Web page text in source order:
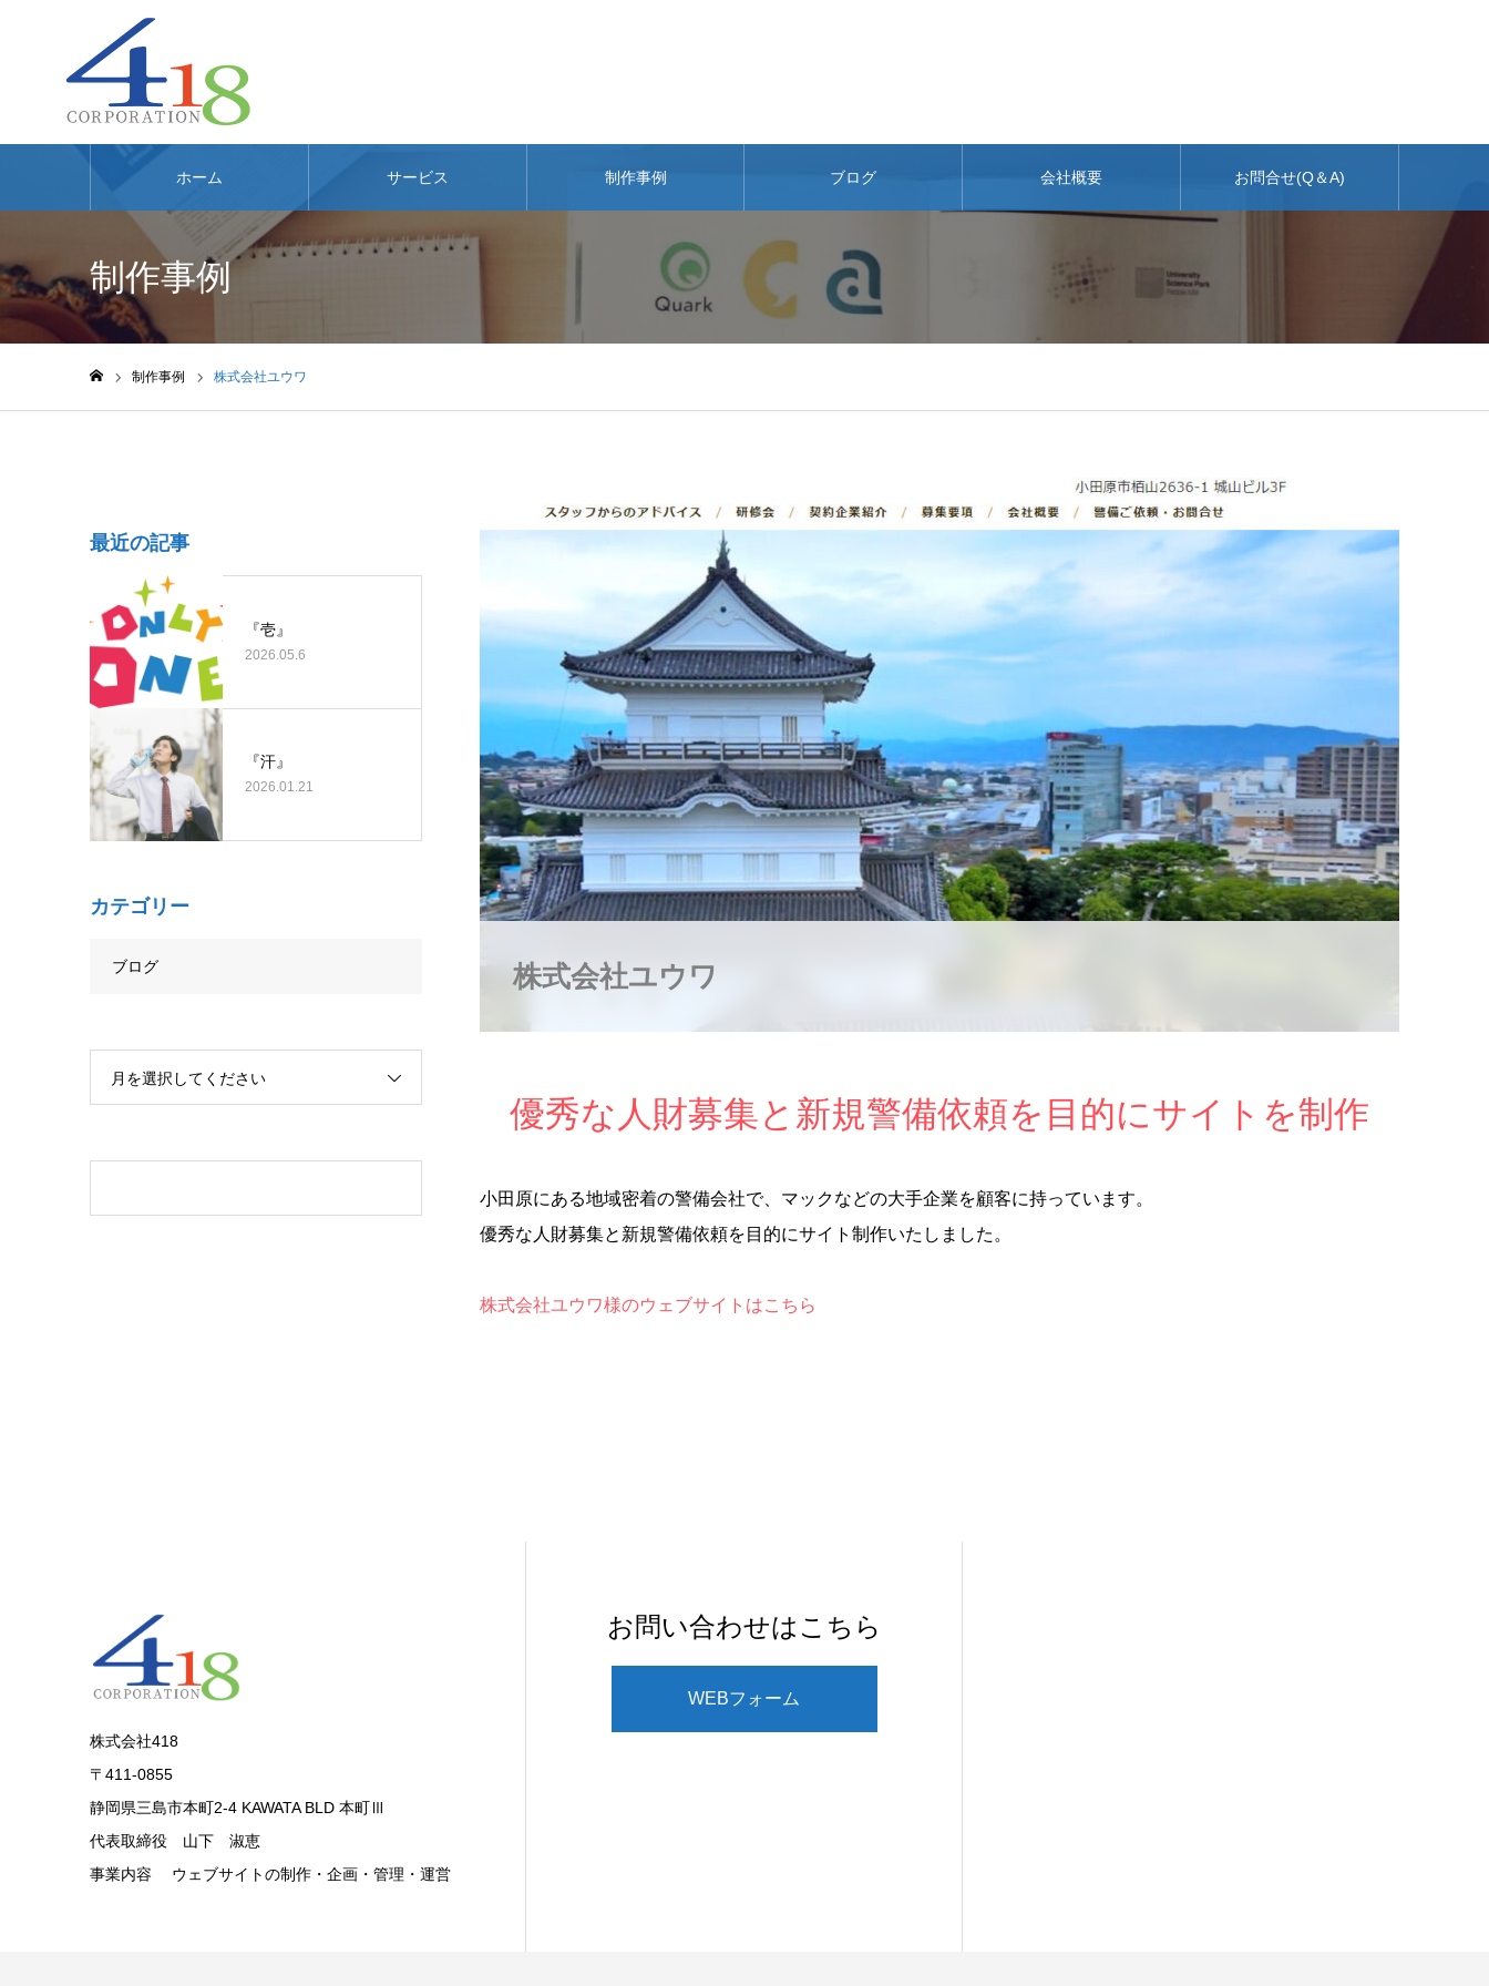
ホーム サービス 制作事例 ブログ 会社概要 お問合せ(Q＆A)
制作事例
制作事例 株式会社ユウワ
株式会社ユウワ
優秀な人財募集と新規警備依頼を目的にサイトを制作
小田原にある地域密着の警備会社で、マックなどの大手企業を顧客に持っています。
優秀な人財募集と新規警備依頼を目的にサイト制作いたしました。
株式会社ユウワ様のウェブサイトはこちら
最近の記事
『壱』
2026.05.6
『汗』
2026.01.21
カテゴリー
ブログ
月を選択してください
株式会社418
〒411-0855
静岡県三島市本町2-4 KAWATA BLD 本町Ⅲ
代表取締役 山下 淑恵
事業内容 ウェブサイトの制作・企画・管理・運営
お問い合わせはこちら
WEBフォーム